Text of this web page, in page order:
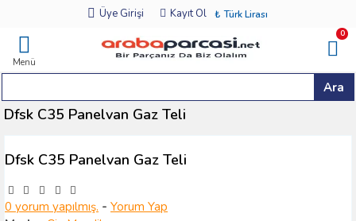
Üye Girişi Kayıt Ol ₺ Türk Lirası
Menü
0
Ara
Dfsk C35 Panelvan Gaz Teli
0 yorum yapılmış. - Yorum Yap
Dfsk C35 Panelvan Gaz Teli